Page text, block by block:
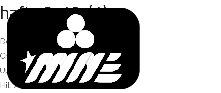
hafta 9-10. (1)
Dosya boyutu: 1.77 MB
Created: 17-08-2024
Updated: 17-08-2024
Hit: 2